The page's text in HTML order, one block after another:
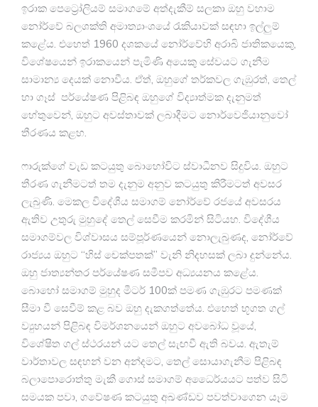
ඉරාක පෙට්‍රෝලියම් සමාගමේ අත්දැකීම් සලකා ඔහු වහාම
නෝර්වේ බලශක්ති අමාත්‍යාංශයේ රැකියාවක් සඳහා ඉල්ලුම්
කළේය. එහෙත් 1960 දශකයේ නෝර්වේහි අරාබි ජාතිකයෙකු,
විශේෂයෙන් ඉරාකයෙන් පැමිණි අයෙකු සේවයට ගැනීම
සාමාන්‍ය දෙයක් නොවීය. ඒත්, ඔහුගේ තර්කවල ගැඹුරත්, තෙල්
හා ගෑස් පර්යේෂණ පිළිබඳ ඔහුගේ විද්‍යාත්මක දැනුමත්
හේතුවෙන්, ඔහුට අවස්තාවක් ලබාදීමට නොර්වෙජියානුවෝ
තීරණය කළහ.
ෆාරුක්ගේ වැඩ කටයුතු බොහෝවිට ස්වාධීනව සිදුවිය. ඔහුට
තීරණ ගැනීමටත් තම දැනුම අනුව කටයුතු කිරීමටත් අවසර
ලැබුණි. මෙකල විදේශීය සමාගම් නෝර්වේ රජයේ අවසරය
ඇතිව උතුරු මුහුදේ තෙල් සෙවීම කරමින් සිටියහ. විදේශීය
සමාගම්වල විශ්වාසය සම්පූර්ණයෙන් නොලැබුණද, නෝර්වේ
රාජ්‍යය ඔහුට “හිස් චෙක්පතක්” වැනි නිදහසක් ලබා දුන්නේය.
ඔහු ජාත්‍යන්තර පර්යේෂණ සමීපව අධ්‍යයනය කළේය.
බොහෝ සමාගම් මුහුද මීටර් 100ක් පමණ ගැඹුරට පමණක්
සීමා වී සෙවීම් කළ බව ඔහු දැකගත්තේය. එහෙත් භූගත ගල්
ව්‍යුහයන් පිළිබඳ විමර්ශනයෙන් ඔහුට අවබෝධ වූයේ,
විශේෂිත ගල් ස්ථරයන් යට තෙල් සැඟවී ඇති බවය. ඇතැම්
වාර්තාවල සඳහන් වන අන්දමට, තෙල් සොයාගැනීම පිළිබඳ
බලාපොරොත්තු මැකී ගොස් සමාගම් අධෛර්යයට පත්ව සිටි
සමයක පවා, ගවේෂණ කටයුතු අඛණ්ඩව පවත්වාගෙන යෑම